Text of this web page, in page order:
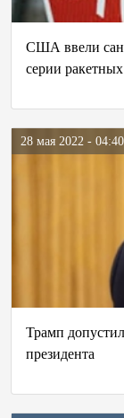
США ввели
серии
28 мая 2022 - 04:40
Трамп
президента